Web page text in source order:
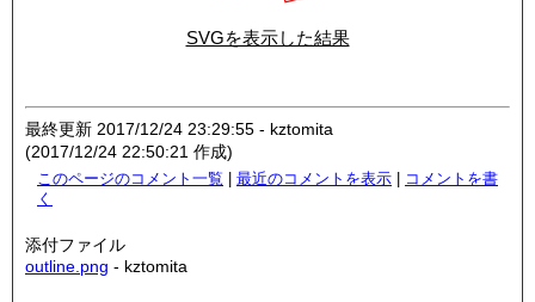
SVGを表示した結果
最終更新 2017/12/24 23:29:55 - kztomita
(2017/12/24 22:50:21 作成)
このページのコメント一覧 | 最近のコメントを表示 | コメントを書
く
添付ファイル
outline.png - kztomita